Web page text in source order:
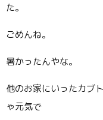
た。
ごめんね。
暑かったんやな。
他のお家にいったカブ
ゃ元気で